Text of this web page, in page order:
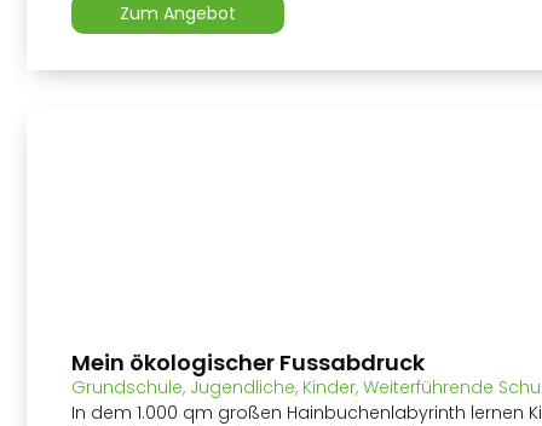
Zum Angebot
Mein ökologischer Fussabdruck
Grundschule, Jugendliche, Kinder, Weiterführende
In dem 1.000 qm großen Hainbuchenlabyrinth lernen